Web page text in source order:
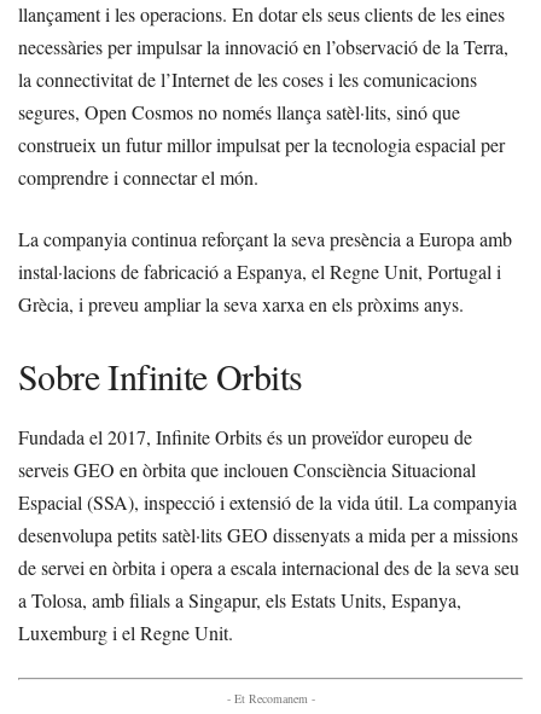
llançament i les operacions. En dotar els seus clients de les eines
necessàries per impulsar la innovació en l’observació de la Terra,
la connectivitat de l’Internet de les coses i les comunicacions
segures, Open Cosmos no només llança satèl·lits, sinó que
construeix un futur millor impulsat per la tecnologia espacial per
comprendre i connectar el món.
La companyia continua reforçant la seva presència a Europa amb
instal·lacions de fabricació a Espanya, el Regne Unit, Portugal i
Grècia, i preveu ampliar la seva xarxa en els pròxims anys.
Sobre Infinite Orbits
Fundada el 2017, Infinite Orbits és un proveïdor europeu de
serveis GEO en òrbita que inclouen Consciència Situacional
Espacial (SSA), inspecció i extensió de la vida útil. La companyia
desenvolupa petits satèl·lits GEO dissenyats a mida per a missions
de servei en òrbita i opera a escala internacional des de la seva seu
a Tolosa, amb filials a Singapur, els Estats Units, Espanya,
Luxemburg i el Regne Unit.
- Et Recomanem -